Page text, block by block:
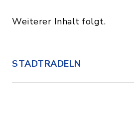
Weiterer Inhalt folgt.
STADTRADELN